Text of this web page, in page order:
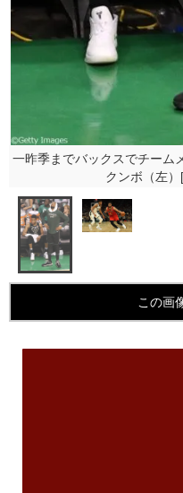
一昨季までバックスでチーム
クンボ（左
この画